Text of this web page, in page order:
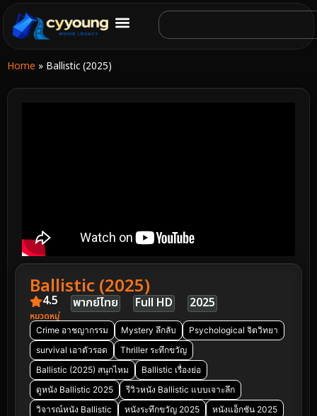
Home » Ballistic (2025)
Ballistic (2025)
4.5 พากย์ไทย Full HD 2025
หมวดหมู่
Crime อาชญากรรม Mystery ลึกลับ
Psychological จิตวิทยา
survival เอาตัวรอด
Thriller ระทึกขวัญ
Ballistic (2025) สนุกไหม
Ballistic เรื่องย่อ
ดูหนัง Ballistic 2025
รีวิวหนัง Ballistic แบบเจาะลึก
วิจารณ์หนัง Ballistic
หนังระทึกขวัญ 2025
หนังแอ็กชัน 2025